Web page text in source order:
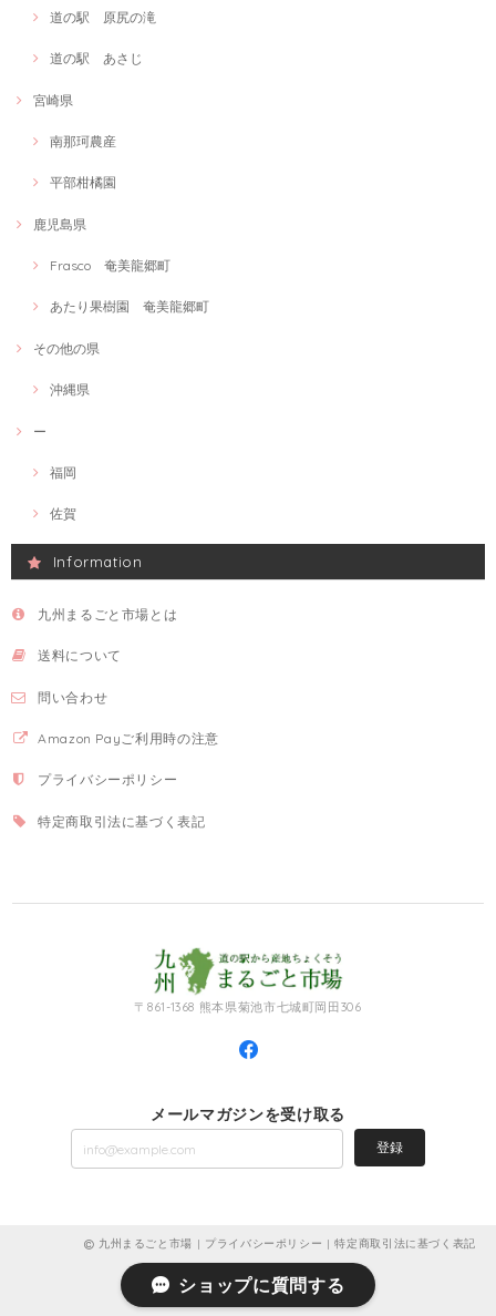
道の駅 原尻の滝
道の駅 あさじ
宮崎県
南那珂農産
平部柑橘園
鹿児島県
Frasco 奄美龍郷町
あたり果樹園 奄美龍郷町
その他の県
沖縄県
ー
福岡
佐賀
Information
九州まるごと市場とは
送料について
問い合わせ
Amazon Payご利用時の注意
プライバシーポリシー
特定商取引法に基づく表記
〒861-1368 熊本県菊池市七城町岡田306
メールマガジンを受け取る
登録
九州まるごと市場 | プライバシーポリシー |特定商取引法に基づく表記
ショップに質問する